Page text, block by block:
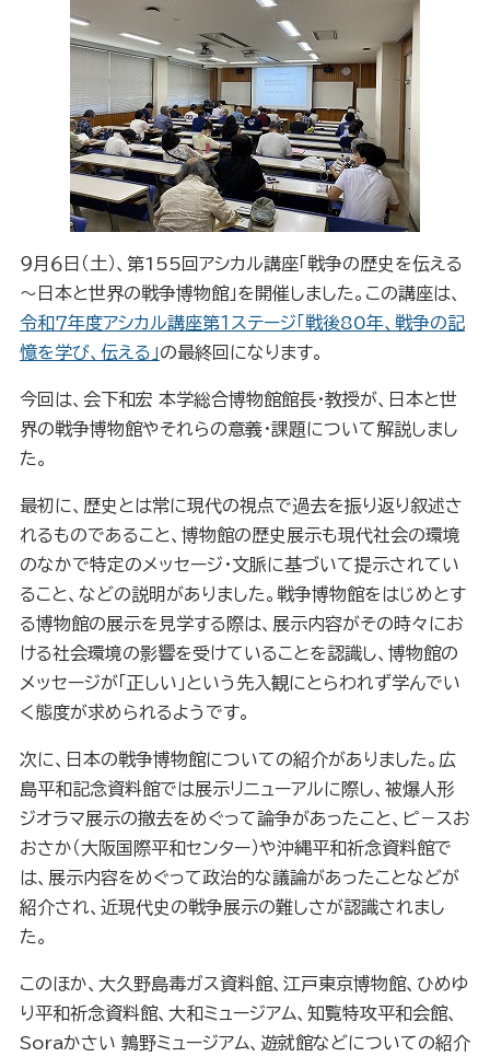
９月６日（土）​、第155回アシカル講座「戦争の歴史を伝える
～日本と世界の戦争博物館」を開催しました。この講座は、
令和７年度アシカル講座第１ステージ「戦後80年、戦争の記
憶を学び、伝える」の最終回になります。
今回は、会下和宏 本学総合博物館館長・教授が、日本と世
界の戦争博物館やそれらの意義・課題について解説しまし
た。
最初に、歴史とは常に現代の視点で過去を振り返り叙述さ
れるものであること、博物館の歴史展示も現代社会の環境
のなかで特定のメッセージ・文脈に基づいて提示されてい
ること、などの説明がありました。戦争博物館をはじめとす
る博物館の展示を見学する際は、展示内容がその時々にお
ける社会環境の影響を受けていることを認識し、博物館の
メッセージが「正しい」という先入観にとらわれず学んでい
く態度が求められるようです。
次に、日本の戦争博物館についての紹介がありました。広
島平和記念資料館では展示リニューアルに際し、被爆人形
ジオラマ展示の撤去をめぐって論争があったこと、ピ－スお
おさか（大阪国際平和センター）や沖縄平和祈念資料館で
は、展示内容をめぐって政治的な議論があったことなどが
紹介され、近現代史の戦争展示の難しさが認識されまし
た。
このほか、大久野島毒ガス資料館、江戸東京博物館、ひめゆ
り平和祈念資料館、大和ミュージアム、知覧特攻平和会館、
Soraかさい 鶉野ミュージアム、遊就館などについての紹介